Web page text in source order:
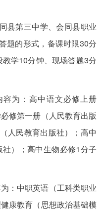
县第三中学、会同县职业
题的形式，备课时限30分
学10分钟、现场答题3分
容为：‌高中语文必修上册
修第一册（人民教育出版
人民教育出版社）；高中
）；高中生物必修1分子
：中职英语（工科类职业
康教育（思想政治基础模